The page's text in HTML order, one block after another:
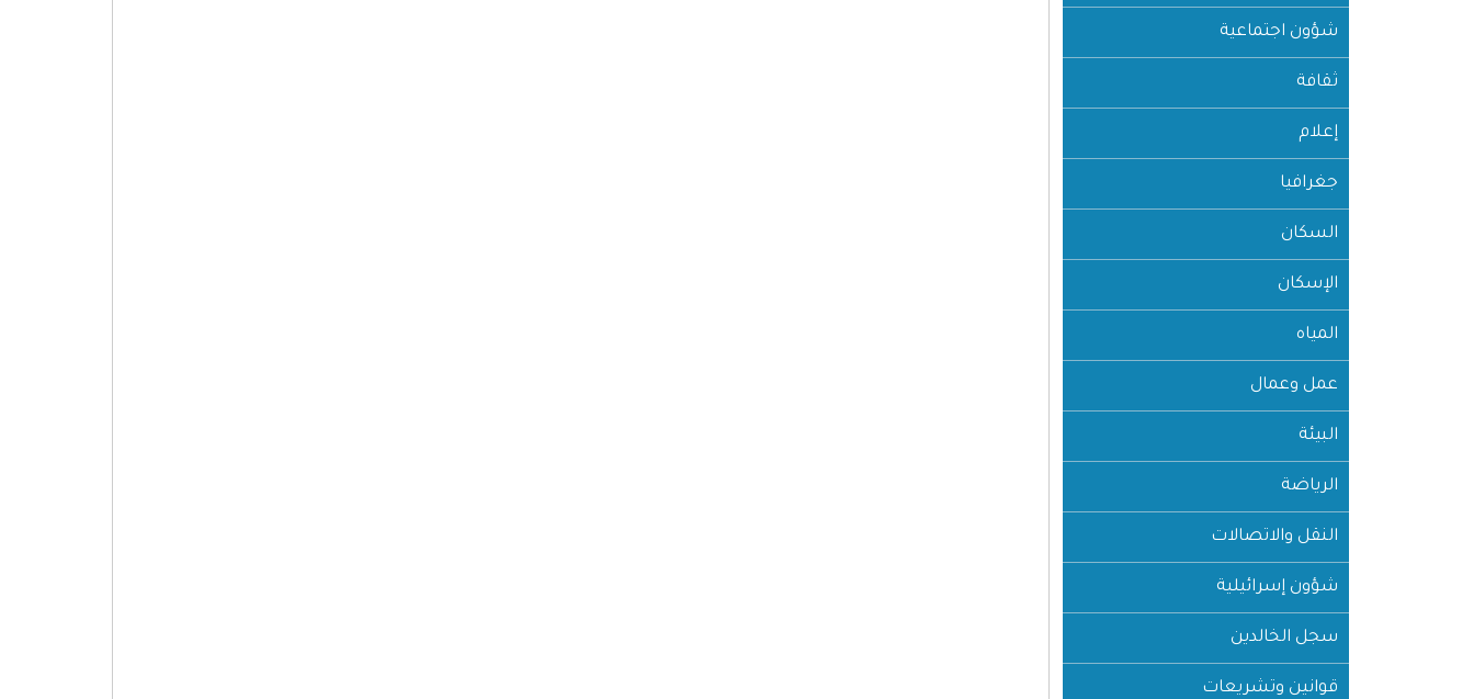
شؤون اجتماعية
ثقافة
إعلام
جغرافيا
السكان
الإسكان
المياه
عمل وعمال
البيئة
الرياضة
النقل والاتصالات
شؤون إسرائيلية
سجل الخالدين
قوانين وتشريعات